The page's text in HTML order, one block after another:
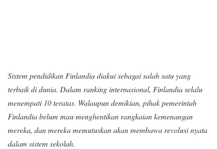
Sistem pendidikan Finlandia diakui sebagai salah satu yang
terbaik di dunia. Dalam ranking internasional, Finlandia selalu
menempati 10 teratas. Walaupun demikian, pihak pemerintah
Finlandia belum mau menghentikan rangkaian kemenangan
mereka, dan mereka memutuskan akan membawa revolusi nyata
dalam sistem sekolah.